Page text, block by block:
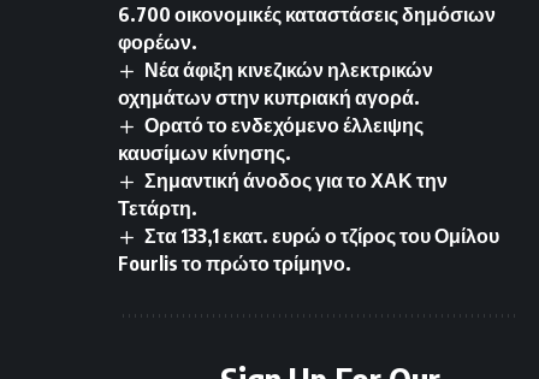
6.700 οικονομικές καταστάσεις δημόσιων
φορέων.
Νέα άφιξη κινεζικών ηλεκτρικών
οχημάτων στην κυπριακή αγορά.
Ορατό το ενδεχόμενο έλλειψης
καυσίμων κίνησης.
Σημαντική άνοδος για το ΧΑΚ την
Τετάρτη.
Στα 133,1 εκατ. ευρώ ο τζίρος του Ομίλου
Fourlis το πρώτο τρίμηνο.